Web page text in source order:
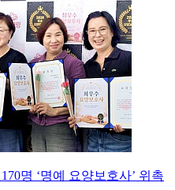
명 ‘명예 요양보호사’ 위촉